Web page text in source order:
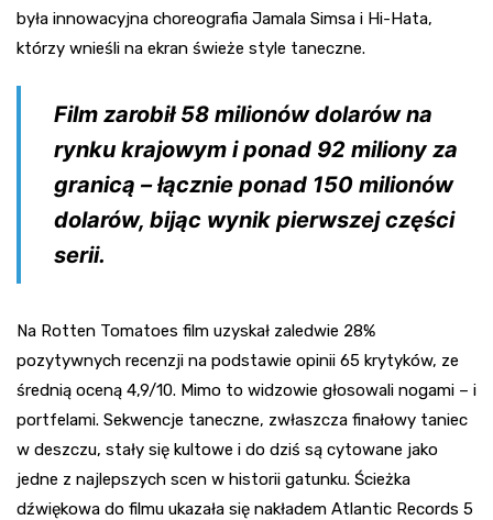
była innowacyjna choreografia Jamala Simsa i Hi-Hata,
którzy wnieśli na ekran świeże style taneczne.
Film zarobił 58 milionów dolarów na
rynku krajowym i ponad 92 miliony za
granicą – łącznie ponad 150 milionów
dolarów, bijąc wynik pierwszej części
serii.
Na Rotten Tomatoes film uzyskał zaledwie 28%
pozytywnych recenzji na podstawie opinii 65 krytyków, ze
średnią oceną 4,9/10. Mimo to widzowie głosowali nogami – i
portfelami. Sekwencje taneczne, zwłaszcza finałowy taniec
w deszczu, stały się kultowe i do dziś są cytowane jako
jedne z najlepszych scen w historii gatunku. Ścieżka
dźwiękowa do filmu ukazała się nakładem Atlantic Records 5